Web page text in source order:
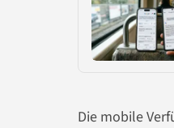
Die mobile